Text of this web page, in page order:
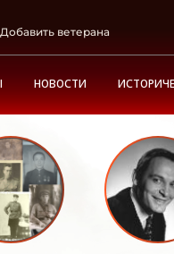
Добавить ветерана
НОВОСТИ